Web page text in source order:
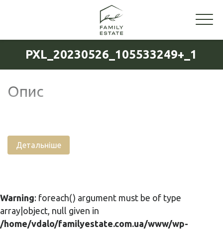
PXL_20230526_105533249+_1
Опис
Детальніше
Warning: foreach() argument must be of type
array|object, null given in
/home/vdalo/familyestate.com.ua/www/wp-